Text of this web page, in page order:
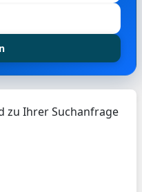
zu Ihrer Suchanfrage